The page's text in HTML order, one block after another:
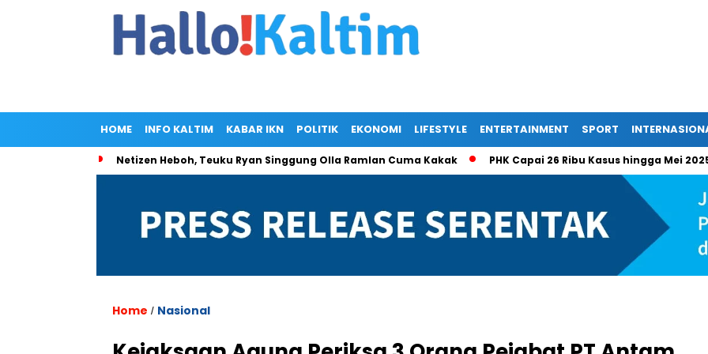
HOME INFO KALTIM KABAR IKN POLITIK EKONOMI LIFESTYLE ENTERTAINMENT SPORT
Netizen Heboh, Teuku Ryan Singgung Olla Ramlan Cuma Kakak PHK Capai 26 Ribu Kasus hingga Mei
Home / Nasional